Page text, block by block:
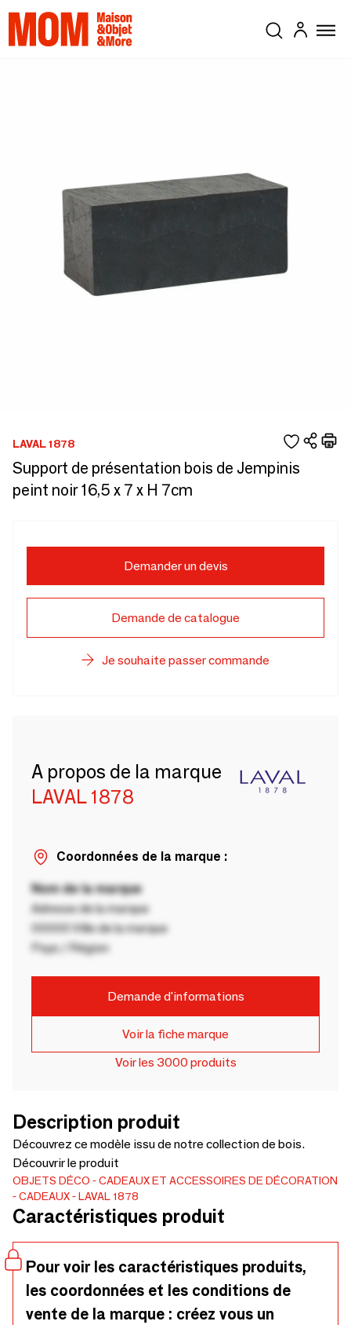
LAVAL 1878
Support de présentation bois de Jempinis
peint noir 16,5 x 7 x H 7cm
Demander un devis
Demande de catalogue
Je souhaite passer commande
A propos de la marque
LAVAL 1878
Coordonnées de la marque :
Nom de la marque
Adresse de la marque
00000 Ville de la marque
Pays / Région
Demande d'informations
Voir la fiche marque
Voir les 3000 produits
Description produit
Découvrez ce modèle issu de notre collection de bois.
Découvrir le produit
OBJETS DÉCO
CADEAUX ET ACCESSOIRES DE DÉCORATION
CADEAUX
LAVAL 1878
Caractéristiques produit
Pour voir les caractéristiques produits,
les coordonnées et les conditions de
vente de la marque : créez vous un